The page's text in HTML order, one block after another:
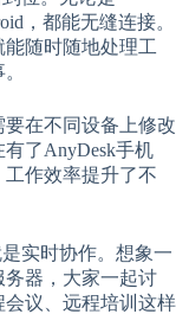
，都能无缝连接。
随时随地处理工
在不同设备上修改
了AnyDesk手机
作效率提升了不
实时协作。想象一
器，大家一起讨
议、远程培训这样